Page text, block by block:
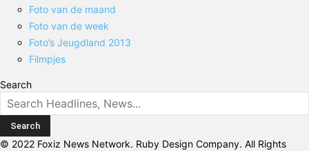
Foto van de maand
Foto van de week
Foto’s Jeugdland 2013
Filmpjes
Search
© 2022 Foxiz News Network. Ruby Design Company. All Rights